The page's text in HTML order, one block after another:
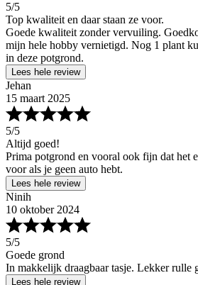
5/5
Top kwaliteit en daar staan ze voor.
Goede kwaliteit zonder vervuiling.
mijn hele hobby vernietigd. Nog 1 plant
in deze potgrond.
Lees hele review
Jehan
15 maart 2025
5/5
Altijd goed!
Prima potgrond en vooral ook fijn dat het
voor als je geen auto hebt.
Lees hele review
Ninih
10 oktober 2024
5/5
Goede grond
In makkelijk draagbaar tasje. Lekker rulle
Lees hele review